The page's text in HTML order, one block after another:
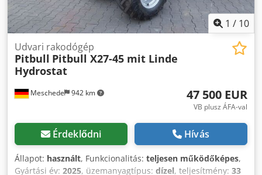
1 / 10
Meschede 942 km
Udvari rakodógép
Pitbull Pitbull X27-45 mit Linde
Hydrostat
47 500 EUR
VB plusz ÁFA-val
Érdeklődni Hívás
Állapot: használt, Funkcionalitás: teljesen működőképes,
Gyártási év: 2025, üzemanyagtípus: dízel, teljesítmény: 33